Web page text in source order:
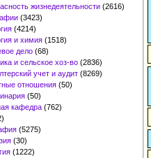
жизнедеятельности (2616)
(3423)
(4214)
и химия (1518)
дело (68)
и сельское хоз-во (2836)
учет и аудит (8269)
отношения (50)
(50)
кафедра (762)
(5275)
(30)
(1222)